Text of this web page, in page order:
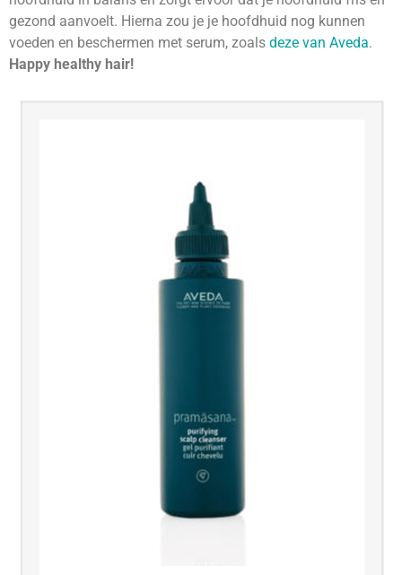
gezond aanvoelt. Hierna zou je je hoofdhuid nog kunnen
voeden en beschermen met serum, zoals deze van Aveda.
Happy healthy hair!